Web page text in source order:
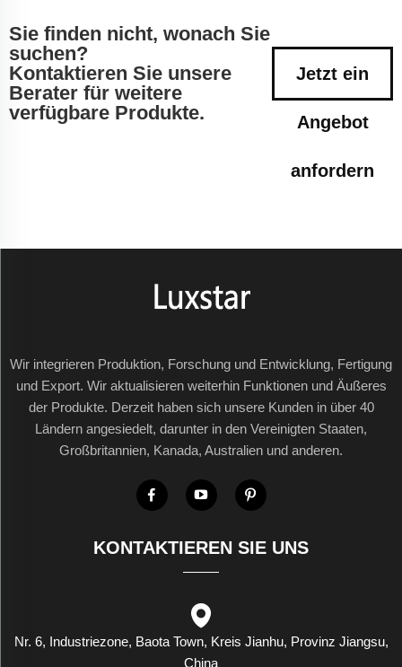
Sie finden nicht, wonach Sie
suchen?
Kontaktieren Sie unsere
Berater für weitere
verfügbare Produkte.
Jetzt ein
Angebot
anfordern
Wir integrieren Produktion, Forschung und Entwicklung, Fertigung
und Export. Wir aktualisieren weiterhin Funktionen und Äußeres
der Produkte. Derzeit haben sich unsere Kunden in über 40
Ländern angesiedelt, darunter in den Vereinigten Staaten,
Großbritannien, Kanada, Australien und anderen.
KONTAKTIEREN SIE UNS
Nr. 6, Industriezone, Baota Town, Kreis Jianhu, Provinz Jiangsu,
China